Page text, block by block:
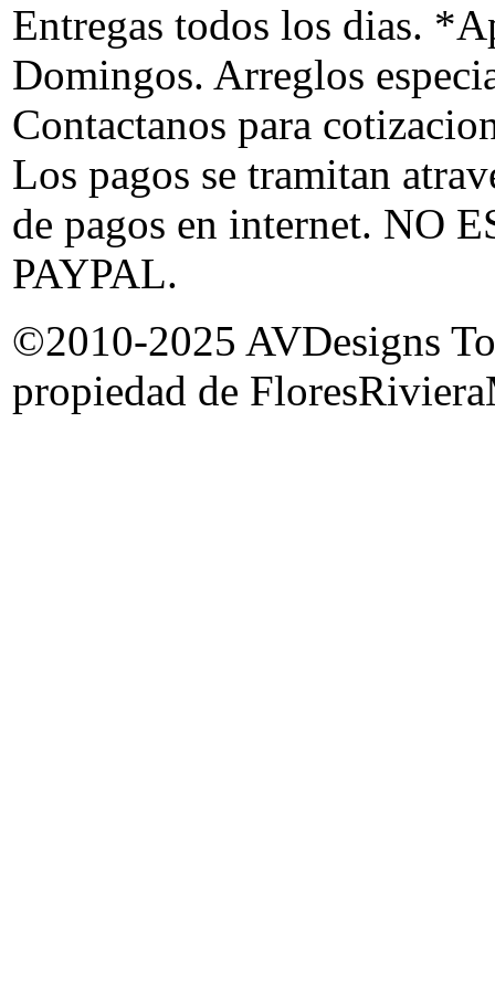
Entregas todos los dias.
Domingos. Arreglos
Contactanos para
Los pagos se tramitan
de pagos en internet. NO
PAYPAL.
©2010-2025 AVDesigns
propiedad de